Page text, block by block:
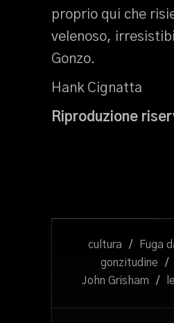
proprio qui che
velenoso,
Gonzo.
Hank Cignatta
Riproduzione
cultura / Fuga
gonzitudine
/
John Grisham
/